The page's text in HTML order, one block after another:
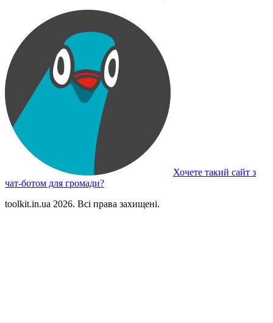
Хочете такий сайт з
чат-ботом для громади?
toolkit.in.ua 2026. Всі права захищені.